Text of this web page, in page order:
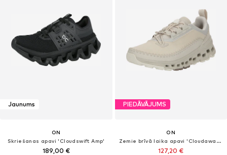
Jaunums
ON
Skriešanas apavi 'Cloudswift Amp'
189,00 €
PIEDĀVĀJUMS
ON
Zemie brīvā laika apavi 'Cloudaway 2'
127,20 €